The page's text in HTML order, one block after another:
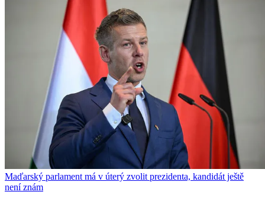
Maďarský parlament má v úterý zvolit prezidenta, kandidát ještě
není znám